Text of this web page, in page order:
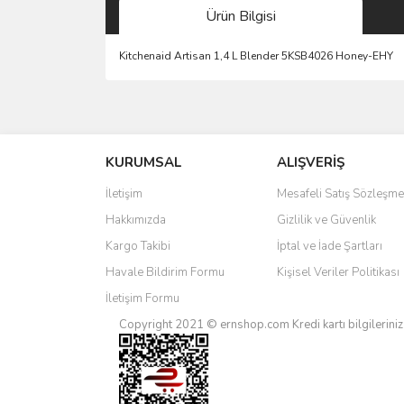
Ürün Bilgisi
Kitchenaid Artisan 1,4 L Blender 5KSB4026 Honey-EHY
Ürün resmi kalitesiz, bozuk veya
Ürün açıklamasında eksik bilgiler bulunuyor.
Ürün bilgilerinde hatalar bulunuyor.
Ürün fiyatı diğer sitelerden daha pahalı.
Bu ürüne benzer farklı alternatifler olmalı.
KURUMSAL
İletişim
Hakkımızda
Kargo Takibi
Havale Bildirim Formu
İletişim Formu
ALIŞVERİŞ
Mesafeli Satış
Gizlilik ve Güvenlik
İptal ve İade Şartları
Kişisel Veriler Politikası
Copyright 2021 © ernshop.com Kredi kartı